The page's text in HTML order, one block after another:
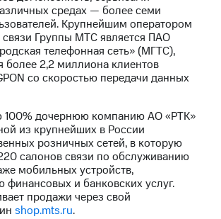
средах — более семи
Крупнейшим оператором
Группы МТС является ПАО
телефонная сеть» (МГТС),
2,2 миллиона клиентов
со скоростью передачи данных
100% дочернюю компанию АО «РТК»
из крупнейших в России
розничных сетей, в которую
салонов связи по обслуживанию
мобильных устройств,
финансовых и банковских услуг.
продажи через свой
shop.mts.ru.